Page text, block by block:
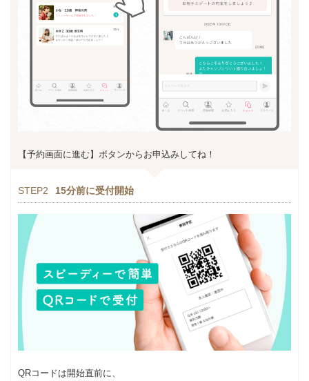
【予約画面に進む】ボタンからお申込みしてね！
STEP2 15分前に受付開始
QRコードは開始直前に、